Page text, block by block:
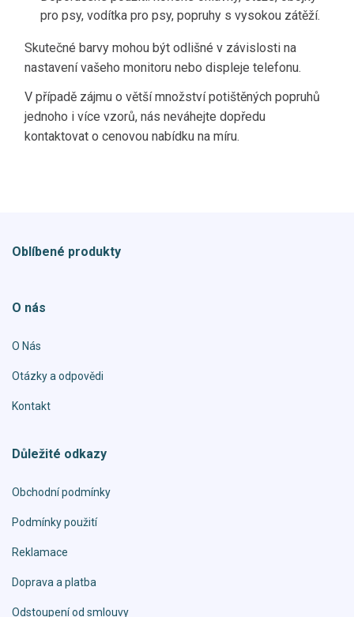
pro psy, vodítka pro psy, popruhy s vysokou zátěží.
Skutečné barvy mohou být odlišné v závislosti na
nastavení vašeho monitoru nebo displeje telefonu.
V případě zájmu o větší množství potištěných popruhů
jednoho i více vzorů, nás neváhejte dopředu
kontaktovat o cenovou nabídku na míru.
Oblíbené produkty
O nás
O Nás
Otázky a odpovědi
Kontakt
Důležité odkazy
Obchodní podmínky
Podmínky použití
Reklamace
Doprava a platba
Odstoupení od smlouvy